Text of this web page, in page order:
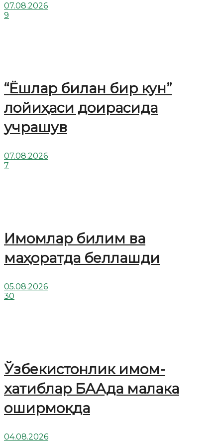
07.08.2026
9
“Ёшлар билан бир кун”
лойиҳаси доирасида
учрашув
07.08.2026
7
Имомлар билим ва
маҳоратда беллашди
05.08.2026
30
Ўзбекистонлик имом-
хатиблар БААда малака
оширмоқда
04.08.2026